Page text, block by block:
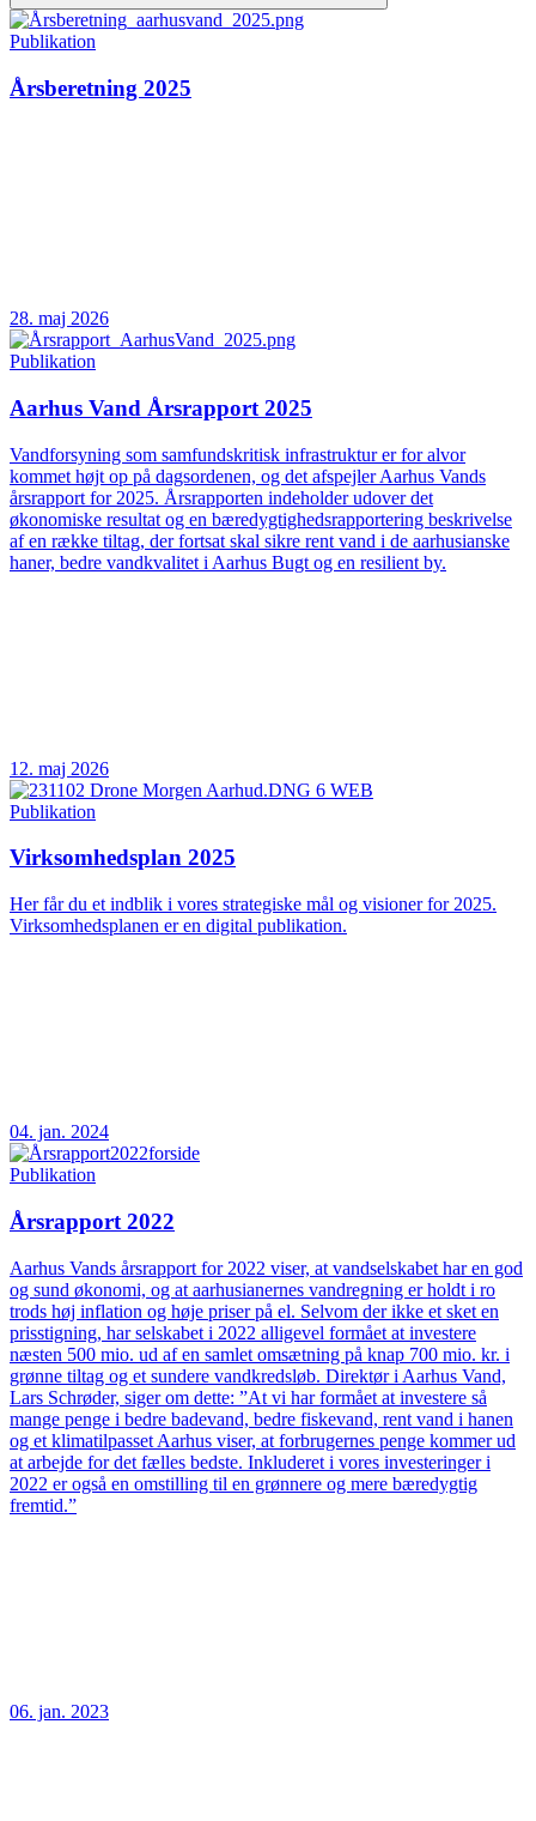
Publikation
Årsberetning 2025
28. maj 2026
Publikation
Aarhus Vand Årsrapport 2025
Vandforsyning som samfundskritisk infrastruktur er for alvor
kommet højt op på dagsordenen, og det afspejler Aarhus Vands
årsrapport for 2025. Årsrapporten indeholder udover det
økonomiske resultat og en bæredygtighedsrapportering beskrivelse
af en række tiltag, der fortsat skal sikre rent vand i de aarhusianske
haner, bedre vandkvalitet i Aarhus Bugt og en resilient by.
12. maj 2026
Publikation
Virksomhedsplan 2025
Her får du et indblik i vores strategiske mål og visioner for 2025.
Virksomhedsplanen er en digital publikation.
04. jan. 2024
Publikation
Årsrapport 2022
Aarhus Vands årsrapport for 2022 viser, at vandselskabet har en god
og sund økonomi, og at aarhusianernes vandregning er holdt i ro
trods høj inflation og høje priser på el. Selvom der ikke et sket en
prisstigning, har selskabet i 2022 alligevel formået at investere
næsten 500 mio. ud af en samlet omsætning på knap 700 mio. kr. i
grønne tiltag og et sundere vandkredsløb. Direktør i Aarhus Vand,
Lars Schrøder, siger om dette: ”At vi har formået at investere så
mange penge i bedre badevand, bedre fiskevand, rent vand i hanen
og et klimatilpasset Aarhus viser, at forbrugernes penge kommer ud
at arbejde for det fælles bedste. Inkluderet i vores investeringer i
2022 er også en omstilling til en grønnere og mere bæredygtig
fremtid.”
06. jan. 2023